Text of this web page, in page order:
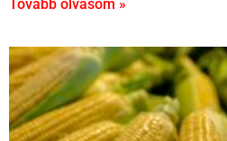
Tovább olvasom »